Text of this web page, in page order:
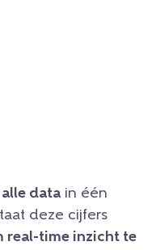
data in één
deze cijfers
real-time inzicht te